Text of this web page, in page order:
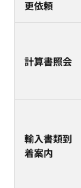
更依頼
計算書照会
輸入書類到
着案内